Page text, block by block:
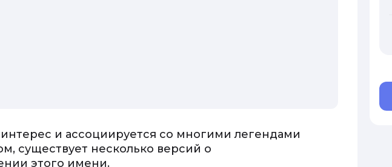
и ассоциируется со многими легендами
существует несколько версий о
этого имени.